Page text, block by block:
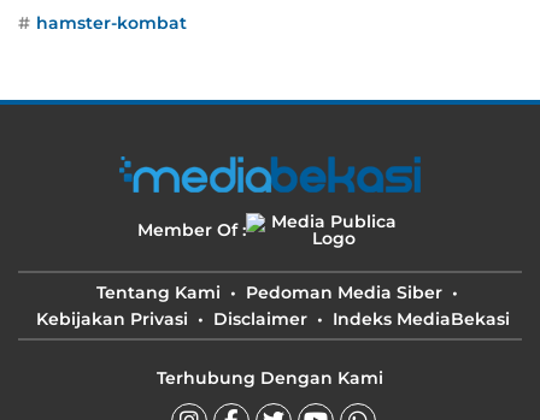
hamster-kombat
Member Of :
Tentang Kami
Pedoman Media Siber
Kebijakan Privasi
Disclaimer Indeks MediaBekasi
Terhubung Dengan Kami